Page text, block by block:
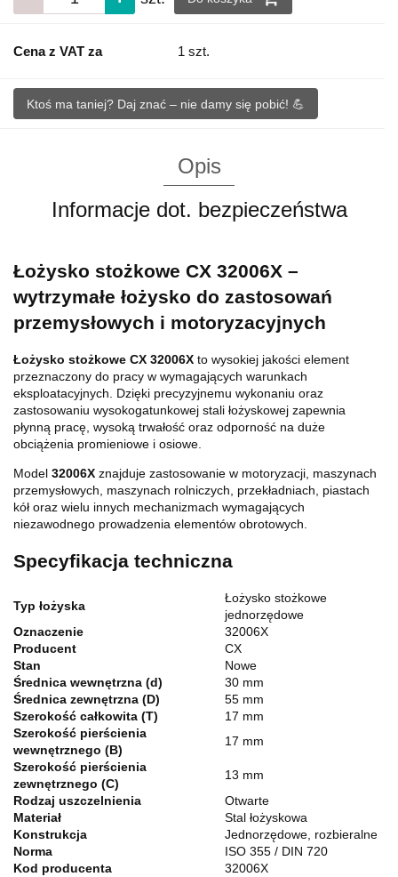
Cena z VAT za 1 szt.
Ktoś ma taniej? Daj znać – nie damy się pobić! 💪
Opis
Informacje dot. bezpieczeństwa
Łożysko stożkowe CX 32006X –
wytrzymałe łożysko do zastosowań
przemysłowych i motoryzacyjnych
Łożysko stożkowe CX 32006X to wysokiej jakości element
przeznaczony do pracy w wymagających warunkach
eksploatacyjnych. Dzięki precyzyjnemu wykonaniu oraz
zastosowaniu wysokogatunkowej stali łożyskowej zapewnia
płynną pracę, wysoką trwałość oraz odporność na duże
obciążenia promieniowe i osiowe.
Model 32006X znajduje zastosowanie w motoryzacji, maszynach
przemysłowych, maszynach rolniczych, przekładniach, piastach
kół oraz wielu innych mechanizmach wymagających
niezawodnego prowadzenia elementów obrotowych.
Specyfikacja techniczna
Typ łożyska
Łożysko stożkowe
jednorzędowe
Oznaczenie
32006X
Producent
CX
Stan
Nowe
Średnica wewnętrzna (d)
30 mm
Średnica zewnętrzna (D)
55 mm
Szerokość całkowita (T)
17 mm
Szerokość pierścienia
wewnętrznego (B)
17 mm
Szerokość pierścienia
zewnętrznego (C)
13 mm
Rodzaj uszczelnienia
Otwarte
Materiał
Stal łożyskowa
Konstrukcja
Jednorzędowe, rozbieralne
Norma
ISO 355 / DIN 720
Kod producenta
32006X